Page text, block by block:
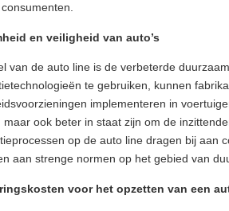
en veiligheid van auto’s
van de auto line is de verbeterde
te gebruiken, kunnen
implementeren in
maar ook beter in staat zijn om de
op de auto line dragen bij aan
aan strenge normen op het gebied van
voor het opzetten van een